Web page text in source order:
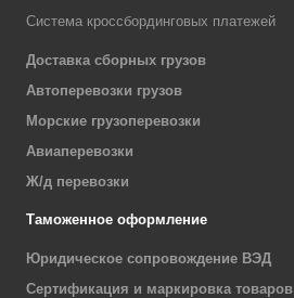
Система кроссбординговых платежей
Доставка сборных грузов
Автоперевозки грузов
Морские грузоперевозки
Авиаперевозки
Ж/д перевозки
Таможенное оформление
Юридическое сопровождение ВЭД
Сертификация и маркировка товаров